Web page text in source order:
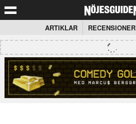
ARTIKLAR RECENSIONER